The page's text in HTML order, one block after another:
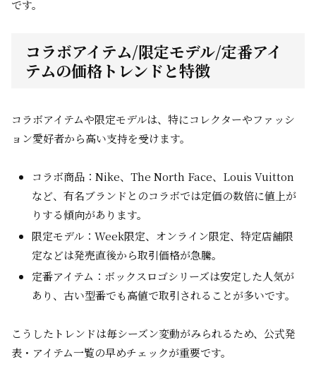
です。
コラボアイテム/限定モデル/定番アイ
テムの価格トレンドと特徴
コラボアイテムや限定モデルは、特にコレクターやファッシ
ョン愛好者から高い支持を受けます。
コラボ商品：Nike、The North Face、Louis Vuitton
など、有名ブランドとのコラボでは定価の数倍に値上が
りする傾向があります。
限定モデル：Week限定、オンライン限定、特定店舗限
定などは発売直後から取引価格が急騰。
定番アイテム：ボックスロゴシリーズは安定した人気が
あり、古い型番でも高値で取引されることが多いです。
こうしたトレンドは毎シーズン変動がみられるため、公式発
表・アイテム一覧の早めチェックが重要です。